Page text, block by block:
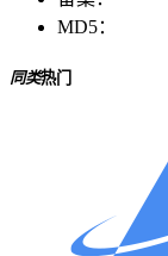
MD5：
同类热门